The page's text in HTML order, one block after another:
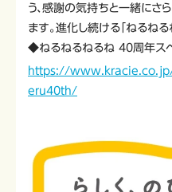
う、感謝の気持ちと一緒にさ
ます。進化し続ける「ねるねる
◆ねるねるねるね 40周年ス
https://
eru40th/